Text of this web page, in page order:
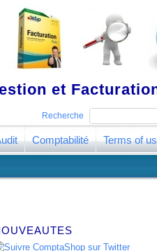
et
Recherche
Comptabilité Terms of